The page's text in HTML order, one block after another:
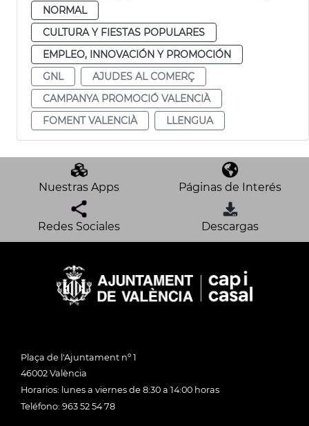
NORMAL
CULTURA Y FIESTAS POPULARES
EMPLEO, INNOVACIÓN Y PROMOCIÓN
GNL
AJUDES AL COMERÇ
CAMPANYA PROMOCIÓ VALENCIÀ
FOMENT VALENCIÀ
LLENGUA
Nuestras Apps Páginas de Interés
Redes Sociales Descargas
Plaça de l'Ajuntament nº 1
46002 València
Horarios: lunes a viernes de 8:30 a 14:00 horas
Teléfono: 963 52 54 78